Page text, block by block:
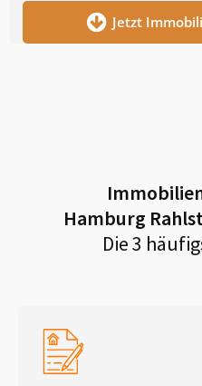
Jetzt
Hamburg
Die 3